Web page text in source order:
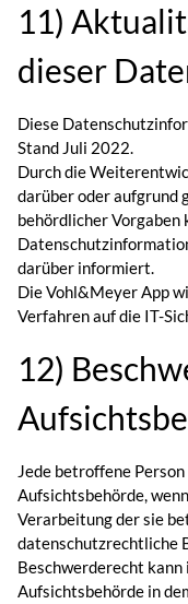
11)
dieser
Diese
Stand Juli 2022.
Durch die
darüber oder aufgrund
behördlicher Vorgaben
darüber informiert.
Die Vohl&Meyer App
Verfahren auf die IT-
12)
Jede betroffene
Aufsichtsbehörde,
Verarbeitung der sie
datenschutzrechtliche
Beschwerderecht
Aufsichtsbehörde in